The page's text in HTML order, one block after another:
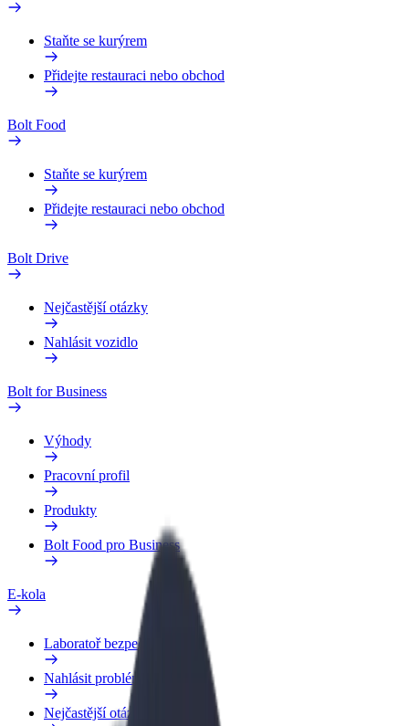
Staňte se kurýrem
Přidejte restauraci nebo obchod
Bolt Food
Staňte se kurýrem
Přidejte restauraci nebo obchod
Bolt Drive
Nejčastější otázky
Nahlásit vozidlo
Bolt for Business
Výhody
Pracovní profil
Produkty
Bolt Food pro Business
E-kola
Laboratoř bezpečnosti
Nahlásit problém
Nejčastější otázky